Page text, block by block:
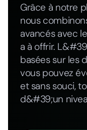
Grâce à notre
nous
avancés avec
a à offrir.
basées sur les
vous pouvez
et sans souci,
d&#39;un